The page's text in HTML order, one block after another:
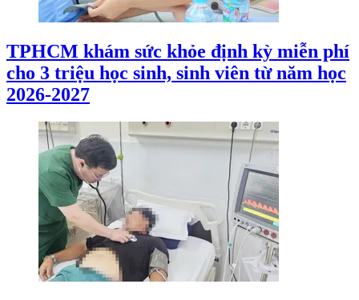
TPHCM khám sức khỏe định kỳ miễn phí
cho 3 triệu học sinh, sinh viên từ năm học
2026-2027